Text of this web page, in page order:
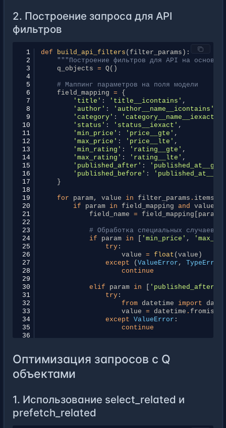
38
39
q_objects = build_search_query
40
43
44
return render request, 'books/search.html'
45
'books' books
46
47
})
2. Построение запроса для API
фильтров
1 def build_api_filters ( filter_params ):
2
"""Построение фильтров для API на основе
3
q_objects = Q ()
4
5
# Маппинг параметров на поля модели
6
field_mapping =
{
7
'title' : 'title__icontains' ,
8
'author' : 'author__name__icontains'
9
'category' : 'category__name__iexact'
10
'status' : 'status__iexact' ,
11
'min_price' : 'price__gte' ,
12
'max_price' : 'price__lte' ,
13
'min_rating' : 'rating__gte' ,
14
'max_rating' : 'rating__lte' ,
15
'published_after' :
'published_at__gte'
16
'published_before' :
17
}
18
19
for param, value in filter_params . items
20
if param in field_mapping and value
21
field_name = field_mapping [ param
22
23
# Обработка специальных случаев
24
if param in [ 'min_price' ,
25
try:
26
value = float (value )
27
except (ValueError , TypeError
28
continue
29
30
elif param in [ 'published_after'
31
try:
32
from datetime import
33
value = datetime .
34
except ValueError :
35
continue
36
39
40
return
q_objects
41
44
serializer_class = BookSerializer
45
queryset =
46
Оптимизация запросов с Q
объектами
1. Использование select_related и
prefetch_related